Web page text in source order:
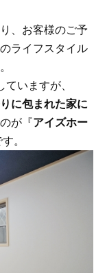
、お客様のご予
ライフスタイル
いますが、
に包まれた家に
が『アイズホー
。